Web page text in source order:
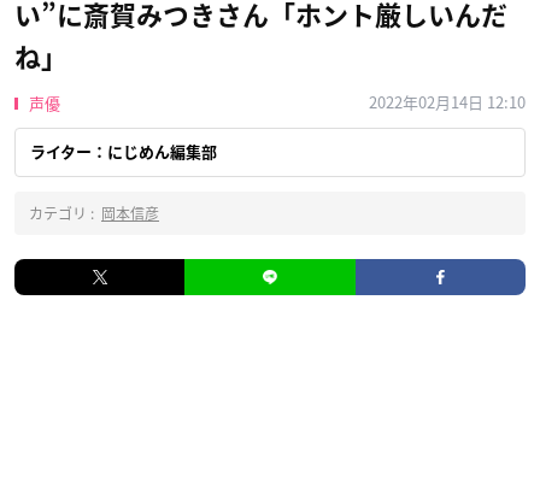
い”に斎賀みつきさん「ホント厳しいんだ
ね」
声優 2022年02月14日 12:10
ライター：にじめん編集部
カテゴリ : 岡本信彦